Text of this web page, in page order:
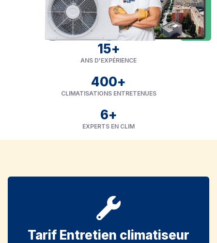
ANS D'EXPÉRIENCE
15+
CLIMATISATIONS ENTRETENUES
400+
EXPERTS EN CLIM
6+
Tarif Entretien climatiseur